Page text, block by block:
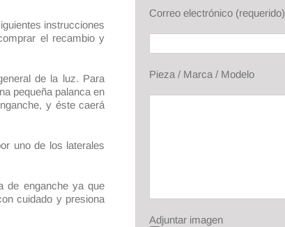
instrucciones
el recambio y
de la luz. Para
pequeña palanca en
y éste caerá
uno de los laterales
de enganche ya que
cuidado y presiona
Correo electrónico (requerido)
Pieza / Marca / Modelo
Adjuntar imagen